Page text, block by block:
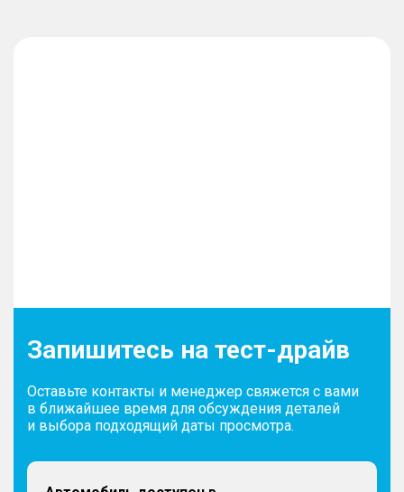
Запишитесь на тест-драйв
Оставьте контакты и менеджер свяжется с вами
в ближайшее время для обсуждения деталей
и выбора подходящий даты просмотра.